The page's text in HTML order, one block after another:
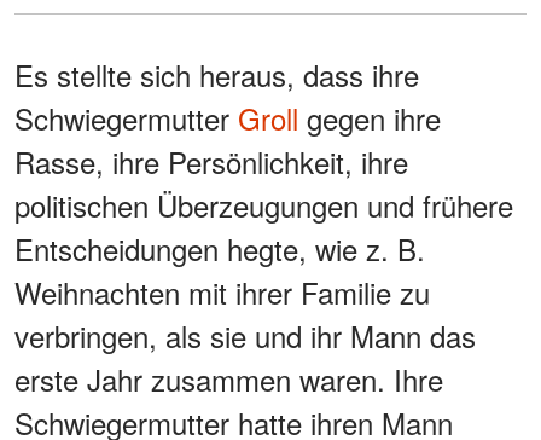
Es stellte sich heraus, dass ihre
Schwiegermutter Groll gegen ihre
Rasse, ihre Persönlichkeit, ihre
politischen Überzeugungen und frühere
Entscheidungen hegte, wie z. B.
Weihnachten mit ihrer Familie zu
verbringen, als sie und ihr Mann das
erste Jahr zusammen waren. Ihre
Schwiegermutter hatte ihren Mann